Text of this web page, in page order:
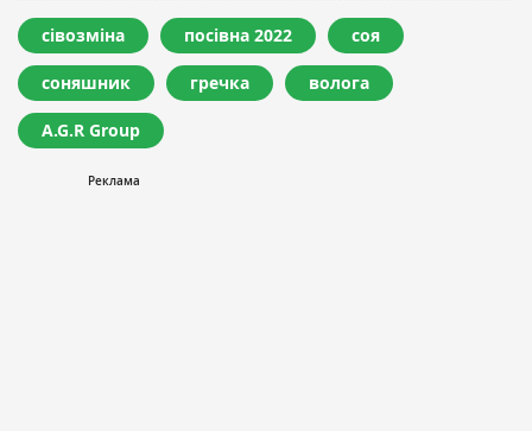
сівозміна посівна 2022 соя
соняшник гречка волога
A.G.R Group